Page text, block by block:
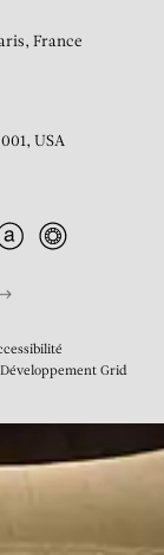
France
USA
Développement Grid